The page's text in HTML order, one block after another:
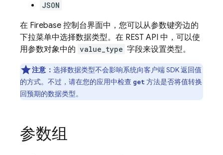
JSON
在 Firebase 控制台界面中，您可以从参数键旁边的
下拉菜单中选择数据类型。在 REST API 中，可以使
用参数对象中的 value_type 字段来设置类型。
注意： 选择数据类型不会影响系统向客户端 SDK 返回值
的方式。不过，请在您的应用中检查 get方法是否将值转换
回预期的数据类型。
参数组